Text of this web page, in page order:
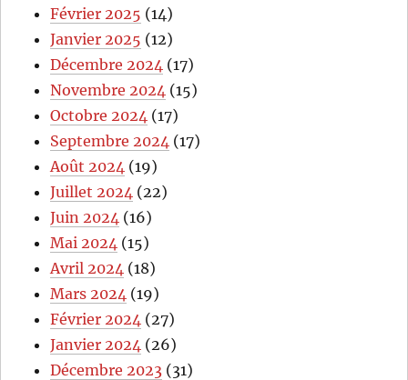
Février 2025 (14)
Janvier 2025 (12)
Décembre 2024 (17)
Novembre 2024 (15)
Octobre 2024 (17)
Septembre 2024 (17)
Août 2024 (19)
Juillet 2024 (22)
Juin 2024 (16)
Mai 2024 (15)
Avril 2024 (18)
Mars 2024 (19)
Février 2024 (27)
Janvier 2024 (26)
Décembre 2023 (31)